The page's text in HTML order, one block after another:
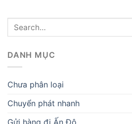
DANH MỤC
Chưa phân loại
Chuyển phát nhanh